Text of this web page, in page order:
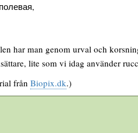
har man genom urval och
lite som vi idag använder
från Biopix.dk.)